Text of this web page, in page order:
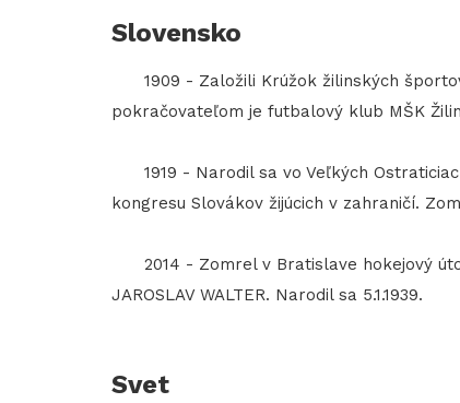
Slovensko
1909 - Založili Krúžok žilinských
pokračovateľom je futbalový klub MŠK
1919 - Narodil sa vo Veľkých
kongresu Slovákov žijúcich v zahraničí.
2014 - Zomrel v Bratislave hokejový
JAROSLAV WALTER. Narodil sa 5.1.1939.
Svet